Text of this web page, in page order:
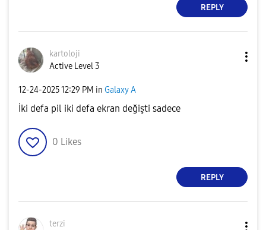
REPLY
kartoloji
Active Level 3
‎12-24-202512:29 PM in Galaxy A
İki defa pil iki defa ekran değişti sadece
0 Likes
REPLY
terzi